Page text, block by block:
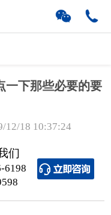
一下那些必要的要
12/18 10:37:24
们
6198